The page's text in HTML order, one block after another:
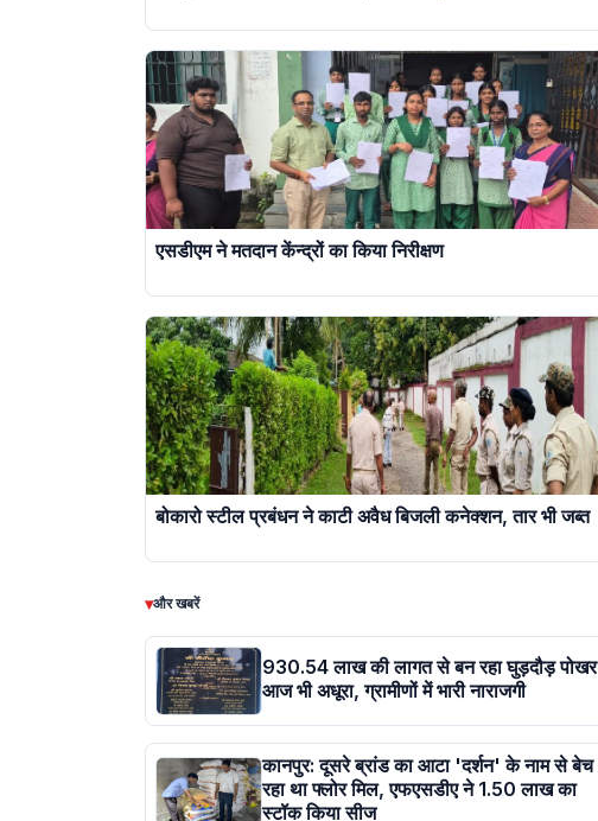
एसडीएम ने मतदान केंन्द्रों का किया निरीक्षण
बोकारो स्टील प्रबंधन ने काटी अवैध बिजली कनेक्शन, तार भी जब्त
▾और खबरें
930.54 लाख की लागत से बन रहा घुड़दौड़ पोखर
आज भी अधूरा, ग्रामीणों में भारी नाराजगी
कानपुर: दूसरे ब्रांड का आटा 'दर्शन' के नाम से बेच
रहा था फ्लोर मिल, एफएसडीए ने 1.50 लाख का
स्टॉक किया सीज